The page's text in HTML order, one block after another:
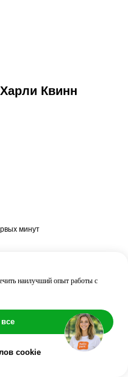
Квинн
минут
наилучший опыт работы с
cookie